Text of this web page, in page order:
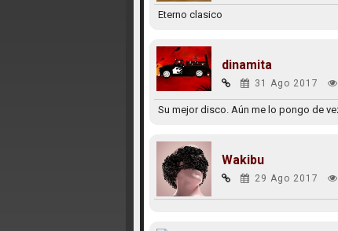
Eterno clasico
dinamita
31 Ago 2017
Su mejor disco. Aún me lo pongo de
Wakibu
29 Ago 2017